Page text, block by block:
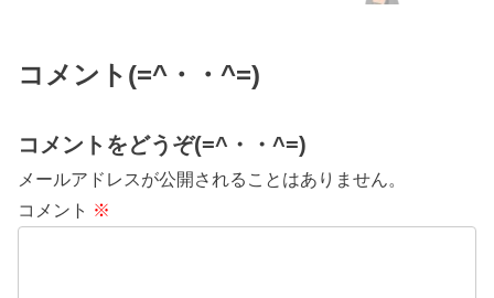
コメント(=^・・^=)
コメントをどうぞ(=^・・^=)
メールアドレスが公開されることはありません。
コメント ※